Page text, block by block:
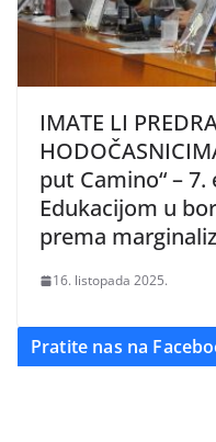
IMATE LI
put Camino“ –
Edukacijom u
prema
16. listopada 2025.
Pratite nas na